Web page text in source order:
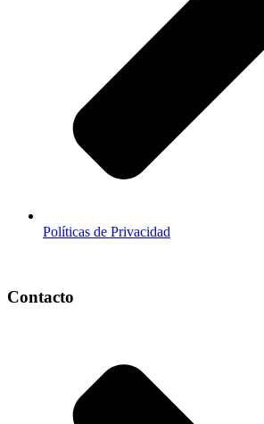
Políticas de Privacidad
Contacto